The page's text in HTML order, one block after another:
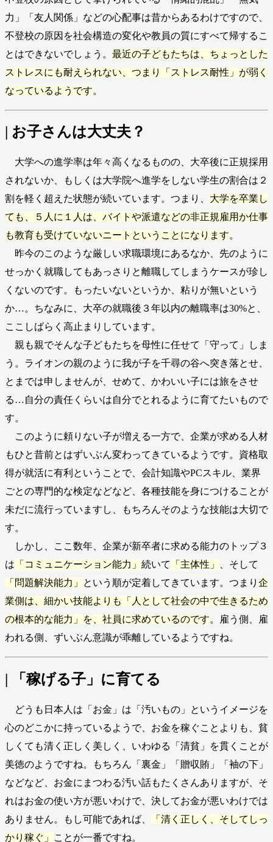
力」「友人関係」などの心配事は昔からあるわけですので、
不登校の原因を社会構造の変化や教員の質にすべて帰するこ
とはできないでしょう。 最近の子どもたちは、ちょっとした
ストレスにも耐えられない、つまり「ストレス耐性」が弱く
なっているようです。
| お子さんは大丈夫？
大学への進学率は年々高くなるものの、大卒後に正規採用
されないか、もしくは大学院へ進学をしない学生の割合は２
割を軽く超えた状態が続いています。つまり、 大学を卒業し
ても、５人に１人は、バイトや派遣などの非正規雇用か仕事
も教育も受けていないニートということになります。
昨今のこのような厳しい求職環境にあるなか、先のように
せっかく就職してもあっさりと離職してしまうケースが珍し
くないのです。もったいないというか、粘りが無いという
か…。ちなみに、大卒の就職後３年以内の離職率は30%と、
ここしばらく高止まりしています。
親も親でそんな子どもたちを母性に任せて「守って」しま
う。ライオンの親のように我が子を千尋の谷へ突き落とせ、
とまでは申しませんが、せめて、かわいい子には旅をさせ
る…自分の責任くらいは自分でとれるように育てたいもので
す。
このように頼りない子が増える一方で、企業が求める人材
もひと昔前とはずいぶん変わってきているようです。資格取
得が就活に有利ということで、会計知識やPCスキル、業界
ごとの専門的な検定などなど、各種技能を身につけることが
未だに流行っていますし、もちろんそのような技能は大切で
す。
しかし、ここ数年、企業が新卒者に求める能力のトップ３
は 「コミュニケーション能力」 続いて 「主体性」
、そして
「問題解決能力」
という順が定着してきています。つまり 企
業側は、細かい技能よりも「人として社会の中で生きるため
の根本的な能力」を、社員に求めているのです。雇う側、雇
われる側、ずいぶん意識が乖離しているようですね。
| 「稼げる子」に育てる
どうも日本人は「お金」は「汚いもの」というイメージを
心のどこかに持っているようで、お金を稼ぐことよりも、貧
しくても清く正しく美しく、いわゆる「清貧」を貫くことが
美徳のようですね。もちろん「裏金」「贈収賄」「袖の下」
などなど、お金にまつわる汚い話もたくさんありますが、そ
れはお金の使い方が悪いわけで、決してお金が悪いわけでは
ありません。もし可能であれば、
「清く正しく、そしてしっ
かり稼ぐ」
ことが一番ですね。